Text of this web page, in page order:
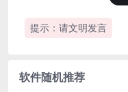
提示：请文明发言
软件随机推荐